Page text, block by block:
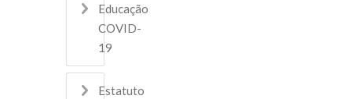
Educação
COVID-
19
Estatuto